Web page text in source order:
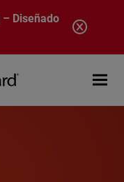
– Diseñado
Open